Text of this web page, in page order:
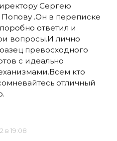
Сергею
.Он в переписке
ответил и
вопросы.И лично
превосходного
с идеально
кто
отличный
в 19:08